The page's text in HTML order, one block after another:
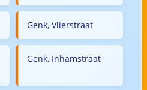
Genk, Vlierstraat
Genk, Inhamstraat